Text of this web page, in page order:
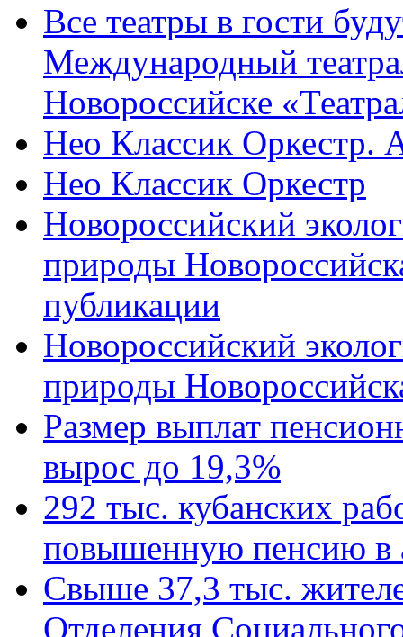
Все театры в гости
Международный
Новороссийске
Нео Классик Оркестр.
Нео Классик Оркестр
Новороссийский
природы
публикации
Новороссийский
природы
Размер выплат
вырос до 19,3%
292 тыс. кубанских
повышенную пенсию в
Свыше 37,3 тыс.
Отделения